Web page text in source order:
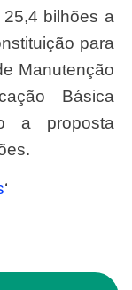
bilhões a
para
Manutenção
Básica
a proposta
‘